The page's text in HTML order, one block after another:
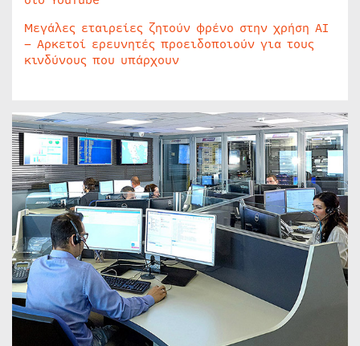
Μεγάλες εταιρείες ζητούν φρένο στην χρήση AI
– Αρκετοί ερευνητές προειδοποιούν για τους
κινδύνους που υπάρχουν